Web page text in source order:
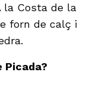
la Costa de la
forn de calç i
Picada?